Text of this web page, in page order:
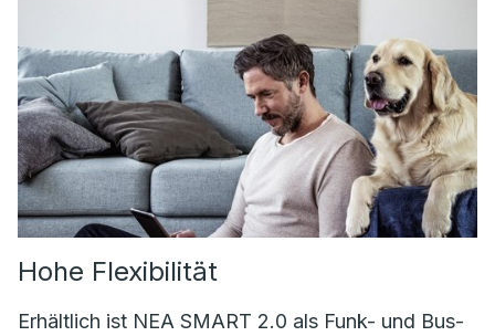
Hohe Flexibilität
Erhältlich ist NEA SMART 2.0 als Funk- und Bus-